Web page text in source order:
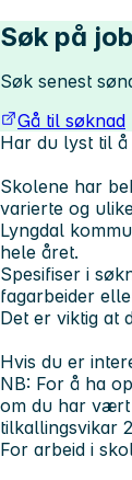
Søk på
Søk senest
Gå til søknad
Har du lyst til
Skolene har
varierte og
Lyngdal
hele året.
Spesifiser i
fagarbeider
Det er viktig at
Hvis du er
NB: For å ha
om du har vært
tilkallingsvikar
For arbeid i